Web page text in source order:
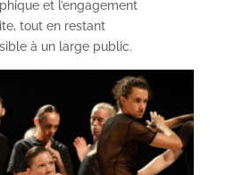
et l’engagement
tout en restant
à un large public.